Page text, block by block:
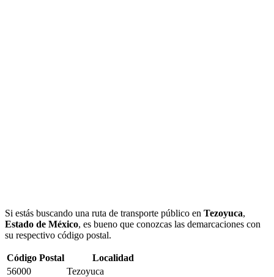
Si estás buscando una ruta de transporte público en Tezoyuca,
Estado de México, es bueno que conozcas las demarcaciones con
su respectivo código postal.
Código Postal
Localidad
56000
Tezoyuca